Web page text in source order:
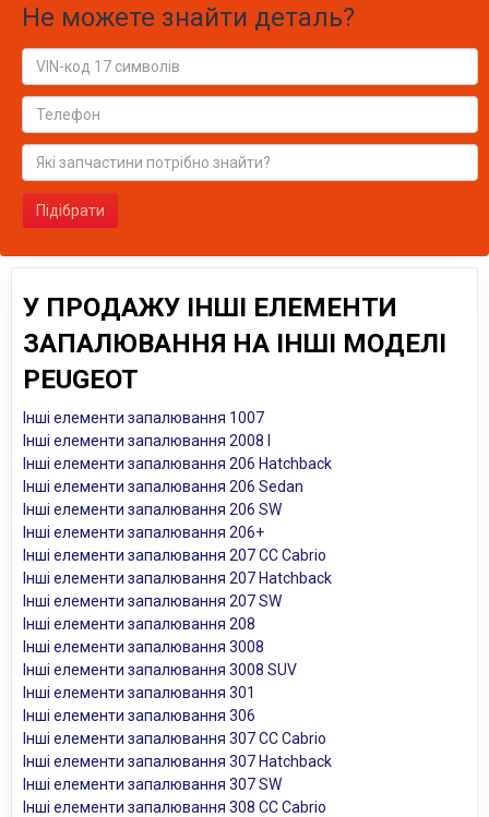
Не можете знайти деталь?
Підібрати
У ПРОДАЖУ ІНШІ ЕЛЕМЕНТИ
ЗАПАЛЮВАННЯ НА ІНШІ МОДЕЛІ
PEUGEOT
Інші елементи запалювання 1007
Інші елементи запалювання 2008 I
Інші елементи запалювання 206 Hatchback
Інші елементи запалювання 206 Sedan
Інші елементи запалювання 206 SW
Інші елементи запалювання 206+
Інші елементи запалювання 207 CC Cabrio
Інші елементи запалювання 207 Hatchback
Інші елементи запалювання 207 SW
Інші елементи запалювання 208
Інші елементи запалювання 3008
Інші елементи запалювання 3008 SUV
Інші елементи запалювання 301
Інші елементи запалювання 306
Інші елементи запалювання 307 CC Cabrio
Інші елементи запалювання 307 Hatchback
Інші елементи запалювання 307 SW
Інші елементи запалювання 308 CC Cabrio